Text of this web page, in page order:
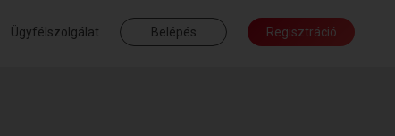
Ügyfélszolgálat Belépés Regisztráció